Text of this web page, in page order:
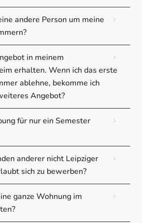
andere Person um meine
in meinem
erhalten. Wenn ich das erste
ablehne, bekomme ich
Angebot?
für nur ein Semester
anderer nicht Leipziger
sich zu bewerben?
ganze Wohnung im